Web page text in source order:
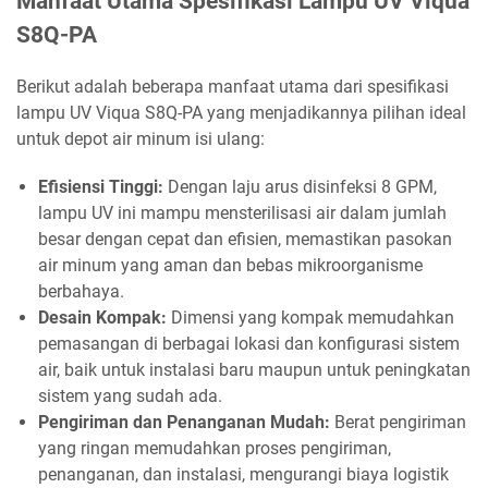
S8Q-PA
Berikut adalah beberapa manfaat utama dari spesifikasi
lampu UV Viqua S8Q-PA yang menjadikannya pilihan ideal
untuk depot air minum isi ulang:
Efisiensi Tinggi: Dengan laju arus disinfeksi 8 GPM,
lampu UV ini mampu mensterilisasi air dalam jumlah
besar dengan cepat dan efisien, memastikan pasokan
air minum yang aman dan bebas mikroorganisme
berbahaya.
Desain Kompak: Dimensi yang kompak memudahkan
pemasangan di berbagai lokasi dan konfigurasi sistem
air, baik untuk instalasi baru maupun untuk peningkatan
sistem yang sudah ada.
Pengiriman dan Penanganan Mudah: Berat pengiriman
yang ringan memudahkan proses pengiriman,
penanganan, dan instalasi, mengurangi biaya logistik